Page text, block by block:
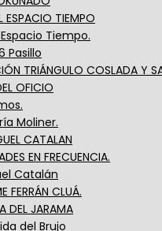
ESPACIO TIEMPO
Tiempo.
Pasillo
TRIÁNGULO COSLADA Y
OFICIO
Moliner.
CATALAN
EN FRECUENCIA.
Catalán
FERRÁN CLUÁ.
DEL JARAMA
del Brujo